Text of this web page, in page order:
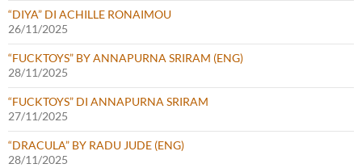
“DIYA” DI ACHILLE RONAIMOU
26/11/2025
“FUCKTOYS” BY ANNAPURNA SRIRAM (ENG)
28/11/2025
“FUCKTOYS” DI ANNAPURNA SRIRAM
27/11/2025
“DRACULA” BY RADU JUDE (ENG)
28/11/2025